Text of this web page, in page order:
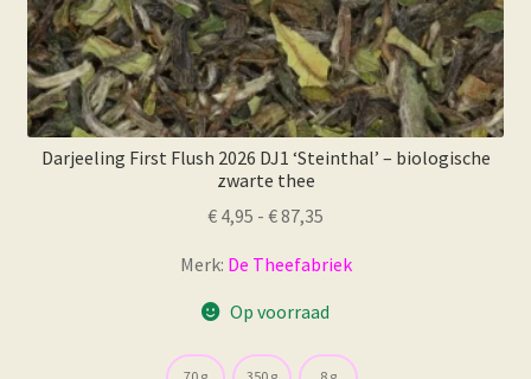
Darjeeling First Flush 2026 DJ1 ‘Steinthal’ – biologische
zwarte thee
€ 4,95 - €87,35
tot
€ 87,35
Merk: De Theefabriek
Op voorraad